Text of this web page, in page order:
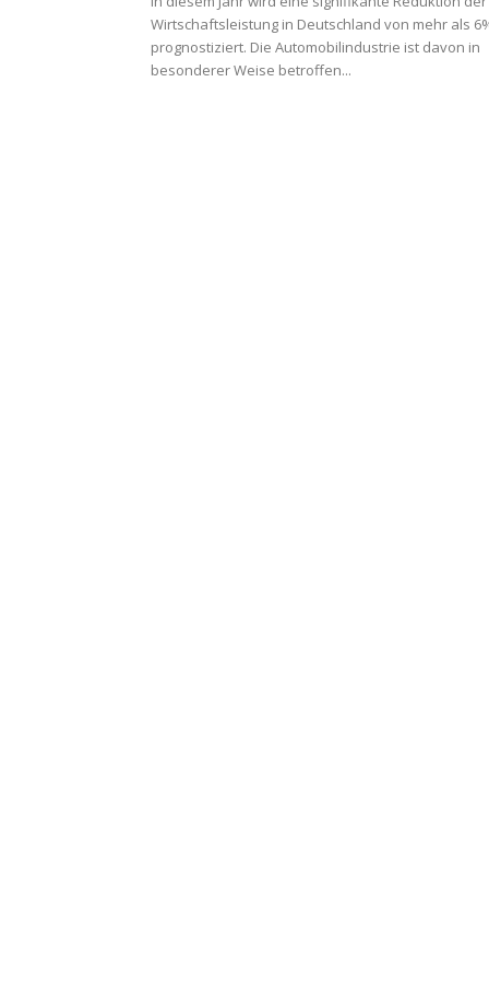
Wirtschaftsleistung in Deutschland von mehr als
prognostiziert. Die Automobilindustrie ist davon in
besonderer Weise betroffen...